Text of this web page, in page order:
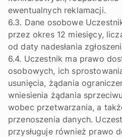
ewentualnych reklamacji.
6.3. Dane osobowe
przez okres 12 miesięcy,
od daty nadesłania
6.4. Uczestnik ma prawo
osobowych, ich
usunięcia, żądania
wniesienia żądania sprzeciwu
wobec przetwarzania, a
przenoszenia danych.
przysługuje również prawo